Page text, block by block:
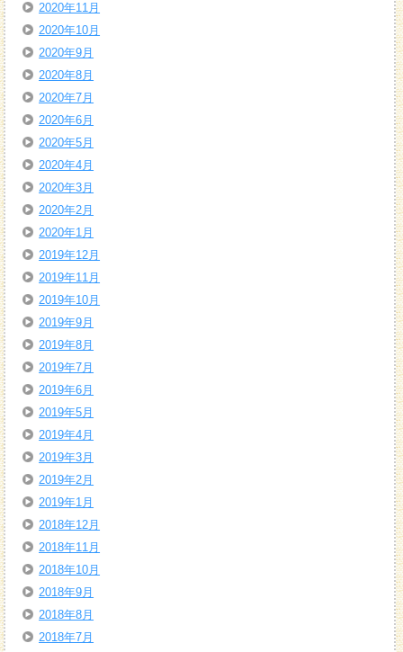
2020年11月
2020年10月
2020年9月
2020年8月
2020年7月
2020年6月
2020年5月
2020年4月
2020年3月
2020年2月
2020年1月
2019年12月
2019年11月
2019年10月
2019年9月
2019年8月
2019年7月
2019年6月
2019年5月
2019年4月
2019年3月
2019年2月
2019年1月
2018年12月
2018年11月
2018年10月
2018年9月
2018年8月
2018年7月